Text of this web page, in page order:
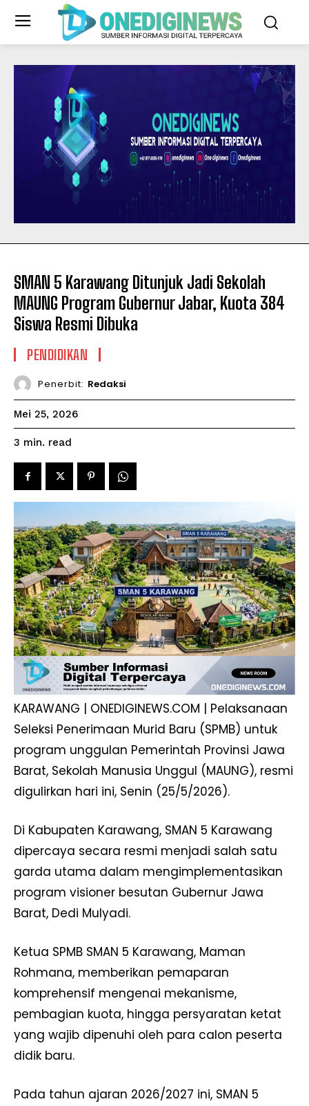
SMAN 5 Karawang Ditunjuk Jadi Sekolah
MAUNG Program Gubernur Jabar, Kuota 384
Siswa Resmi Dibuka
PENDIDIKAN
Penerbit: Redaksi
Mei 25, 2026
3 min. read
KARAWANG | ONEDIGINEWS.COM | Pelaksanaan
Seleksi Penerimaan Murid Baru (SPMB) untuk
program unggulan Pemerintah Provinsi Jawa
Barat, Sekolah Manusia Unggul (MAUNG), resmi
digulirkan hari ini, Senin (25/5/2026).
Di Kabupaten Karawang, SMAN 5 Karawang
dipercaya secara resmi menjadi salah satu
garda utama dalam mengimplementasikan
program visioner besutan Gubernur Jawa
Barat, Dedi Mulyadi.
Ketua SPMB SMAN 5 Karawang, Maman
Rohmana, memberikan pemaparan
komprehensif mengenai mekanisme,
pembagian kuota, hingga persyaratan ketat
yang wajib dipenuhi oleh para calon peserta
didik baru.
Pada tahun ajaran 2026/2027 ini, SMAN 5